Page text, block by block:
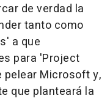
de verdad la
tanto como
a que
para 'Project
pelear Microsoft y,
que planteará la